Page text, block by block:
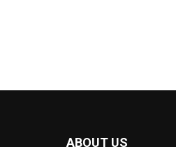
ABOUT US